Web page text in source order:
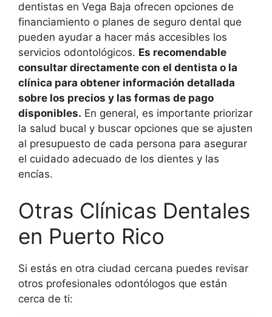
dentistas en Vega Baja ofrecen opciones de
financiamiento o planes de seguro dental que
pueden ayudar a hacer más accesibles los
servicios odontológicos. Es recomendable
consultar directamente con el dentista o la
clínica para obtener información detallada
sobre los precios y las formas de pago
disponibles. En general, es importante priorizar
la salud bucal y buscar opciones que se ajusten
al presupuesto de cada persona para asegurar
el cuidado adecuado de los dientes y las
encías.
Otras Clínicas Dentales
en Puerto Rico
Si estás en otra ciudad cercana puedes revisar
otros profesionales odontólogos que están
cerca de ti: